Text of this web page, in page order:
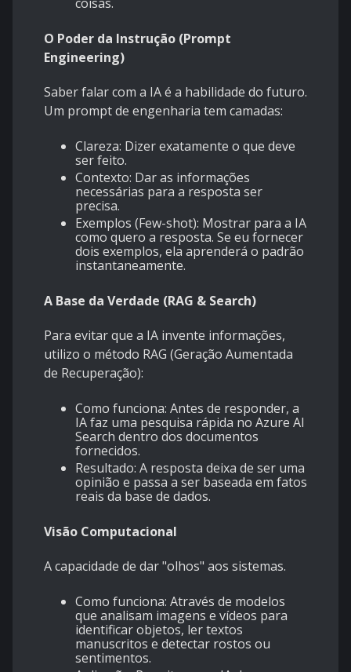
O Poder da Instrução (Prompt
Engineering)
Saber falar com a IA é a habilidade do futuro.
Um prompt de engenharia tem camadas:
Clareza: Dizer exatamente o que deve
ser feito.
Contexto: Dar as informações
necessárias para a resposta ser
precisa.
Exemplos (Few-shot): Mostrar para a IA
como quero a resposta. Se eu fornecer
dois exemplos, ela aprenderá o padrão
instantaneamente.
A Base da Verdade (RAG & Search)
Para evitar que a IA invente informações,
utilizo o método RAG (Geração Aumentada
de Recuperação):
Como funciona: Antes de responder, a
IA faz uma pesquisa rápida no Azure AI
Search dentro dos documentos
fornecidos.
Resultado: A resposta deixa de ser uma
opinião e passa a ser baseada em fatos
reais da base de dados.
Visão Computacional
A capacidade de dar "olhos" aos sistemas.
Como funciona: Através de modelos
que analisam imagens e vídeos para
identificar objetos, ler textos
manuscritos e detectar rostos ou
sentimentos.